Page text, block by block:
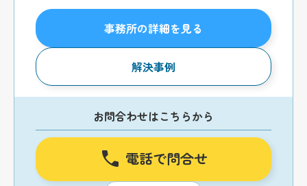
事務所の詳細を見る
解決事例
お問合わせはこちらから
電話で問合せ